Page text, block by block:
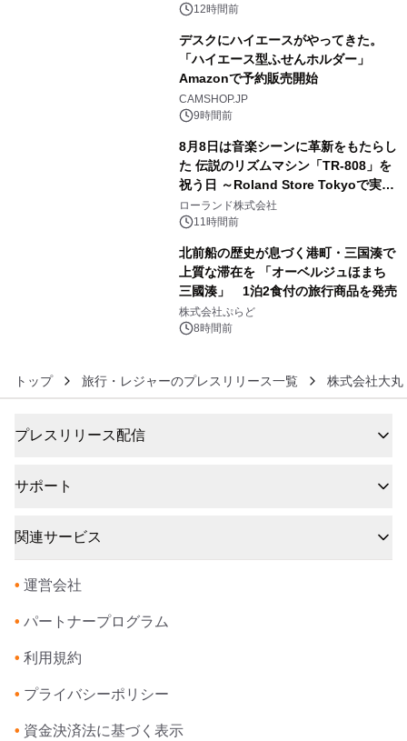
るパッケージ～ 9月1日(火)秋田県内で
12時間前
デスクにハイエースがやってきた。
「ハイエース型ふせんホルダー」
Amazonで予約販売開始
CAMSHOP.JP
9時間前
8月8日は音楽シーンに革新をもたらし
た 伝説のリズムマシン「TR-808」を
祝う日 ～Roland Store Tokyoで実機
を展示しての 記念キャンペーンを開
催 英国ラジオ「NTS」の 特別プログ
アーティストを フィーチャーしたアニ
メーションを公開～
ローランド株式会社
11時間前
北前船の歴史が息づく港町・三国湊で
上質な滞在を 「オーベルジュほまち
三國湊」 1泊2食付の旅行商品を発売
株式会社ぷらど
8時間前
トップ 旅行・レジャーのプレスリリース一覧 株式会社大
プレスリリース配信
サポート
関連サービス
• 運営会社
• パートナープログラム
• 利用規約
• プライバシーポリシー
• 資金決済法に基づく表示